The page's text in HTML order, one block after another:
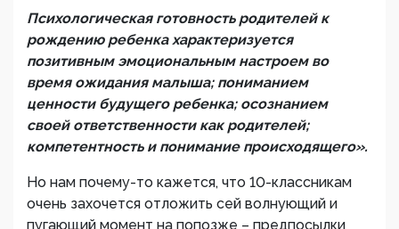
Психологическая готовность родителей к
рождению ребенка характеризуется
позитивным эмоциональным настроем во
время ожидания малыша; пониманием
ценности будущего ребенка; осознанием
своей ответственности как родителей;
компетентность и понимание происходящего».
Но нам почему-то кажется, что 10-классникам
очень захочется отложить сей волнующий и
пугающий момент на попозже – предпосылки